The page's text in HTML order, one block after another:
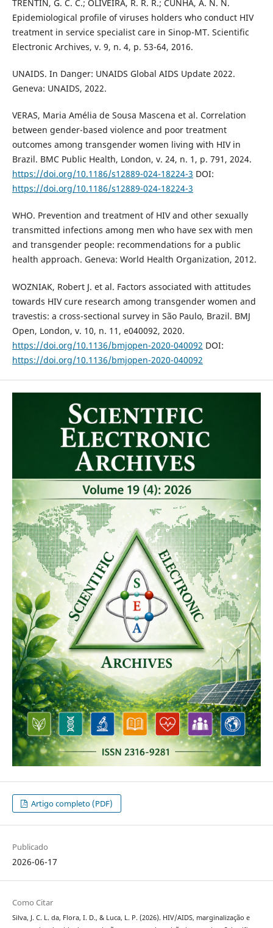
TRENTIN, G. C. C.; OLIVEIRA, R. R. R.; CUNHA, A. N. N.
Epidemiological profile of viruses holders who conduct HIV
treatment in service specialist care in Sinop-MT. Scientific
Electronic Archives, v. 9, n. 4, p. 53-64, 2016.
UNAIDS. In Danger: UNAIDS Global AIDS Update 2022.
Geneva: UNAIDS, 2022.
VERAS, Maria Amélia de Sousa Mascena et al. Correlation
between gender-based violence and poor treatment
outcomes among transgender women living with HIV in
Brazil. BMC Public Health, London, v. 24, n. 1, p. 791, 2024.
https://doi.org/10.1186/s12889-024-18224-3 DOI:
https://doi.org/10.1186/s12889-024-18224-3
WHO. Prevention and treatment of HIV and other sexually
transmitted infections among men who have sex with men
and transgender people: recommendations for a public
health approach. Geneva: World Health Organization, 2012.
WOZNIAK, Robert J. et al. Factors associated with attitudes
towards HIV cure research among transgender women and
travestis: a cross-sectional survey in São Paulo, Brazil. BMJ
Open, London, v. 10, n. 11, e040092, 2020.
https://doi.org/10.1136/bmjopen-2020-040092 DOI:
https://doi.org/10.1136/bmjopen-2020-040092
Artigo completo (PDF)
Publicado
2026-06-17
Como Citar
Silva, J. C. L. da, Flora, I. D., & Luca, L. P. (2026). HIV/AIDS, marginalização e